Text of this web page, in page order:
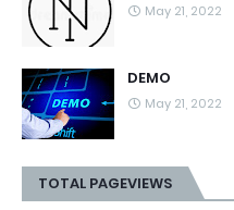
May 21, 2022
DEMO
May 21, 2022
TOTAL PAGEVIEWS